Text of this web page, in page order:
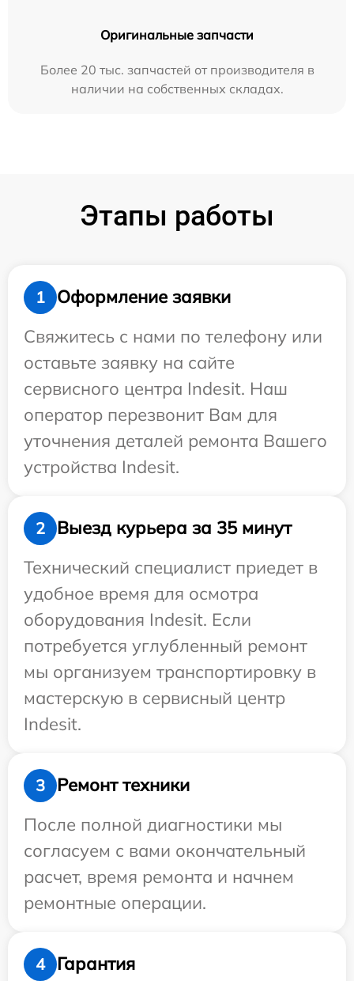
Оригинальные запчасти
Более 20 тыс. запчастей от производителя в
наличии на собственных складах.
Этапы работы
1
Оформление заявки
Свяжитесь с нами по телефону или
оставьте заявку на сайте
сервисного центра Indesit. Наш
оператор перезвонит Вам для
уточнения деталей ремонта Вашего
устройства Indesit.
2
Выезд курьера за 35 минут
Технический специалист приедет в
удобное время для осмотра
оборудования Indesit. Если
потребуется углубленный ремонт
мы организуем транспортировку в
мастерскую в сервисный центр
Indesit.
3
Ремонт техники
После полной диагностики мы
согласуем с вами окончательный
расчет, время ремонта и начнем
ремонтные операции.
4 Гарантия